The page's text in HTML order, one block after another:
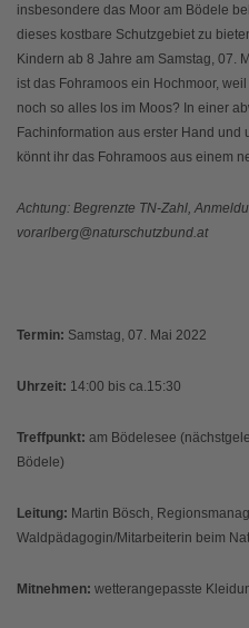
insbesondere das Moor am Bödele
dieses kostbare Schutzgebiet zu
Kindern ab 8 Jahre am Samstag, 07.
ist das Fohramoos ein Hochmoor,
noch so alles los im Moos? In einer
Fachinformation aus erster Hand
könnt ihr das Fohramoos aus einem
Achtung: Begrenzte TN-Zahl,
vorarlberg@naturschutzbund.at
Termin: Samstag, 07. Mai 2022
Uhrzeit: 14:00 bis ca.15:30
Treffpunkt: am Bödelesee
Bödele)
Leitung: Martin Bösch,
Waldpädagogin/Mitarbeiterin beim
Mitnehmen: wetterangepasste